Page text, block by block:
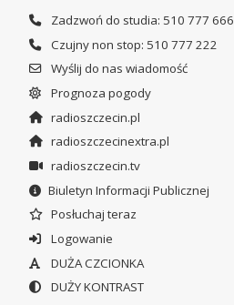
Zadzwoń do studia: 510 777 666
Czujny non stop: 510 777 222
Wyślij do nas wiadomość
Prognoza pogody
radioszczecin.pl
radioszczecinextra.pl
radioszczecin.tv
Biuletyn Informacji Publicznej
Posłuchaj teraz
Logowanie
DUŻA CZCIONKA
DUŻY KONTRAST